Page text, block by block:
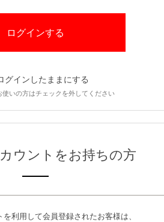
グインしたままにする
使いの方はチェックを外してください
ウントをお持ちの方
利用して会員登録されたお客様は、